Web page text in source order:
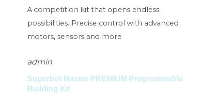
A competition kit that opens endless
possibilities. Precise control with advanced
motors, sensors and more
admin
Superbot Master PREMIUM Programmable
Building Kit